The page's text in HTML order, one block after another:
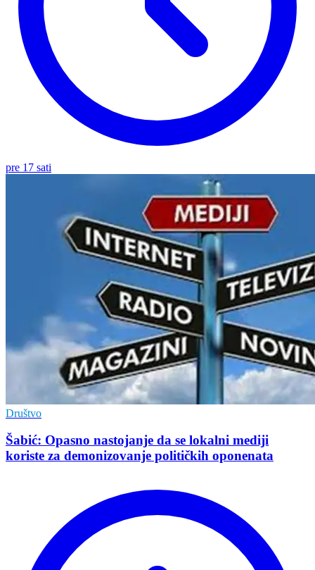
pre 17 sati
Društvo
Šabić: Opasno nastojanje da se lokalni mediji
koriste za demonizovanje političkih oponenata